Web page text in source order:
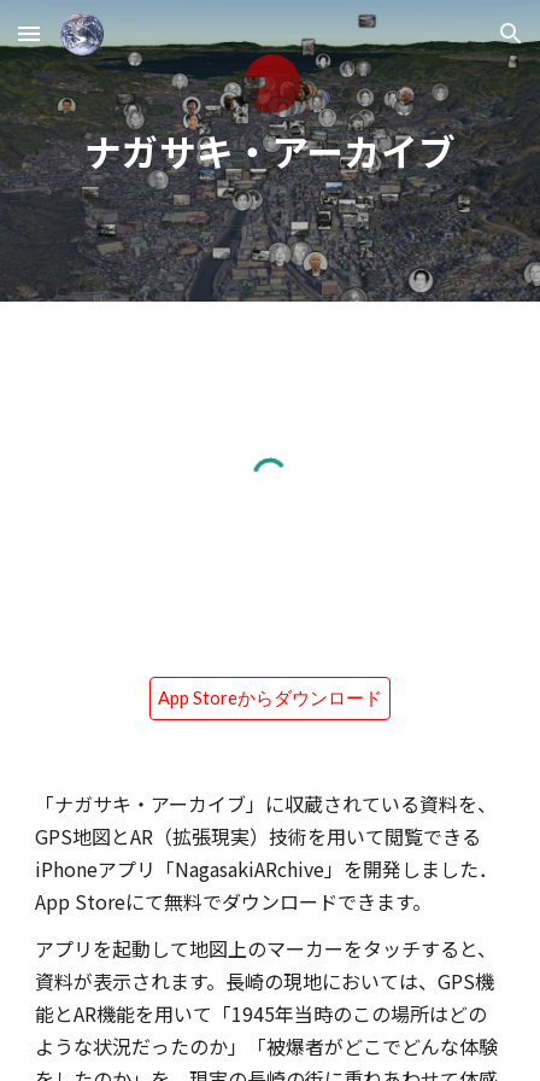
Skip to main content Skip to navigation
ナガサキ・アーカイブ
App Storeからダウンロード
「ナガサキ・アーカイブ」に収蔵されている資料を、
GPS地図とAR（拡張現実）技術を用いて閲覧できる
iPhoneアプリ「NagasakiARchive」を開発しました．
App Storeにて無料でダウンロードできます。
アプリを起動して地図上のマーカーをタッチすると、
資料が表示されます。長崎の現地においては、GPS機
能とAR機能を用いて「1945年当時のこの場所はどの
ような状況だったのか」「被爆者がどこでどんな体験